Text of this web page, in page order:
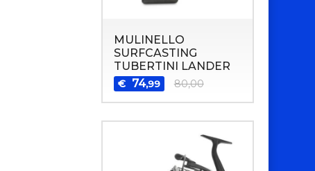
MULINELLO
SURFCASTING
TUBERTINI LANDER
€ 74,99 80,00